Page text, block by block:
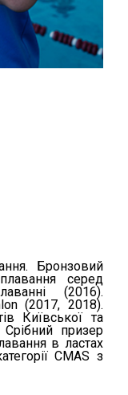
Бронзовий
серед
(2016).
(2017, 2018).
Київської та
Срібний призер
в ластах
CMAS з